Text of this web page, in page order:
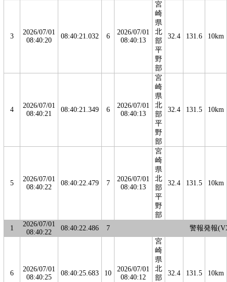
3
2026/07/01
08:40:20
08:40:21.032 6
2026/07/01
08:40:13
宮
崎
県
北
部
平
野
部
32.4 131.6 10km
4
2026/07/01
08:40:21
08:40:21.349 6
2026/07/01
08:40:13
宮
崎
県
北
部
平
野
部
32.4 131.5 10km
5
2026/07/01
08:40:22
08:40:22.479 7
2026/07/01
08:40:13
宮
崎
県
北
部
平
野
部
32.4 131.5 10km
1
2026/07/01
08:40:22
08:40:22.486 7 警報発報
6
2026/07/01
08:40:25
08:40:25.683 10
2026/07/01
08:40:12
宮
崎
県
北
部
32.4 131.5 10km